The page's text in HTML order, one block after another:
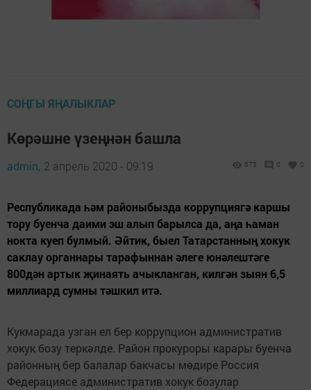
СОҢГЫ ЯҢАЛЫКЛАР
Көрәшне үзеңнән башла
admin, 2 апрель 2020 - 09:19 675 0 0
Республикада һәм районыбызда коррупциягә каршы
тору буенча даими эш алып барылса да, аңа һаман
нокта куеп булмый. Әйтик, быел Татарстанның хокук
саклау органнары тарафыннан әлеге юнәлештәге
800дән артык җинаять ачыкланган, килгән зыян 6,5
миллиард сумны тәшкил итә.
Кукмарада узган ел бер коррупцион административ
хокук бозу теркәлде. Район прокуроры карары буенча
районның бер балалар бакчасы мөдире Россия
Федерациясе административ хокук бозулар